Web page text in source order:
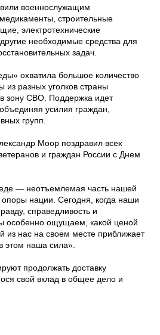
военнослужащим
строительные
электротехнические
необходимые средства для
задач.
охватила большое количество
из разных уголков страны
зону СВО. Поддержка идет
усилия граждан,
групп.
Моор поздравил всех
и граждан России с Днем
— неотъемлемая часть нашей
опоры нации. Сегодня, когда наши
справедливость и
особенно ощущаем, какой ценой
из нас на своем месте приближает
наша сила».
продолжать доставку
свой вклад в общее дело и